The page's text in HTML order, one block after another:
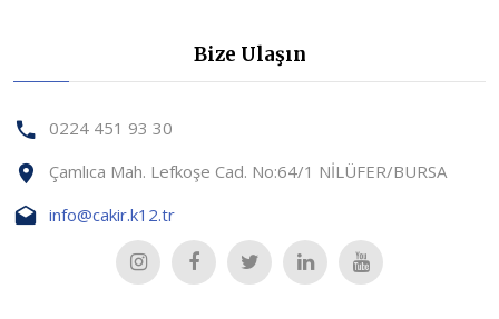
Bize Ulaşın
0224 451 93 30
Çamlıca Mah. Lefkoşe Cad. No:64/1 NİLÜFER/BURSA
info@cakir.k12.tr